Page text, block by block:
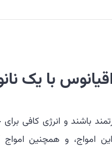
با یک
باشند و انرژی کافی
امواج، و همچنین امواج